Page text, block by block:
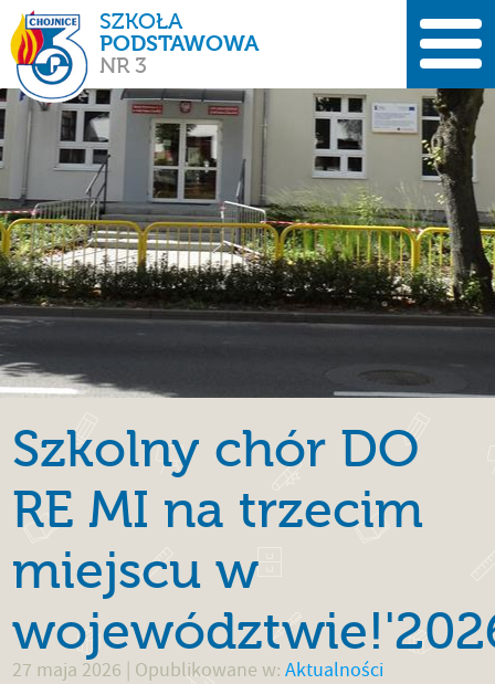
SZKOŁA
PODSTAWOWA
NR 3
Szkolny chór DO
RE MI na trzecim
miejscu w
27 maja 2026 | Opublikowane w:Aktualności